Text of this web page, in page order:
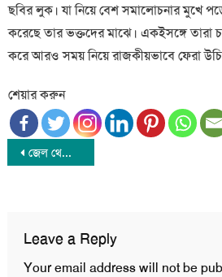
ছবির লুক। যা নিয়ে বেশ সমালোচনার মুখে
করেছে তার ভক্তদের মাঝে। একইসঙ্গে
করে আরও সময় নিয়ে রাজকীয়ভাবে ফেরা
শেয়ার করুন
Post
জেল থেকে পালিয়েছে আবরার হত্যা মামলার মৃত্যুদণ্ডপ্রাপ্ত আসামি
Leave a Reply
Your email address will not be